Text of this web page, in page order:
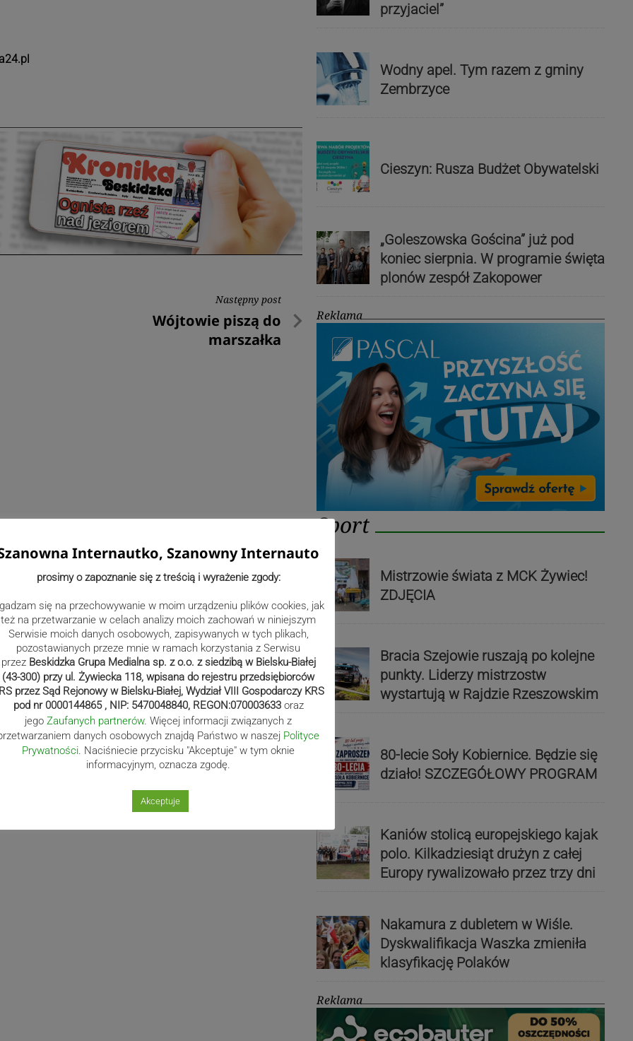
Następny post
Następny
Wójtowie piszą do
marszałka
przyjaciel”
Wodny apel. Tym razem z gminy
Zembrzyce
Cieszyn: Rusza Budżet Obywatelski
„Goleszowska Gościna” już pod
koniec sierpnia. W programie święta
plonów zespół Zakopower
Reklama
Sport
Mistrzowie świata z MCK Żywiec!
ZDJĘCIA
Bracia Szejowie ruszają po kolejne
punkty. Liderzy mistrzostw
wystartują w Rajdzie Rzeszowskim
80-lecie Soły Kobiernice. Będzie się
działo! SZCZEGÓŁOWY PROGRAM
Kaniów stolicą europejskiego kajak
polo. Kilkadziesiąt drużyn z całej
Europy rywalizowało przez trzy dni
Nakamura z dubletem w Wiśle.
Dyskwalifikacja Waszka zmieniła
klasyfikację Polaków
Reklama
Internautko, Szanowny Internauto
prosimy o zapoznanie się z treścią i wyrażenie zgody:
się na przechowywanie w moim urządzeniu plików cookies, jak
też na przetwarzanie w celach analizy moich zachowań w niniejszym
Serwisie moich danych osobowych, zapisywanych w tych plikach,
pozostawianych przeze mnie w ramach korzystania z Serwisu
przez Beskidzka Grupa Medialna sp. z o.o. z siedzibą w Bielsku-Białej
(43-300) przy ul. Żywiecka 118, wpisana do rejestru przedsiębiorców
przez Sąd Rejonowy w Bielsku-Białej, Wydział VIII Gospodarczy KRS
pod nr 0000144865 , NIP: 5470048840, REGON:070003633 oraz
jego Zaufanych partnerów. Więcej informacji związanych z
danych osobowych znajdą Państwo w naszej Polityce
Prywatności . Naciśniecie przycisku "Akceptuje" w tym oknie
informacyjnym, oznacza zgodę.
Akceptuje